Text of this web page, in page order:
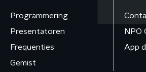
Programmering
Presentatoren
Frequenties
Gemist
NPO
App